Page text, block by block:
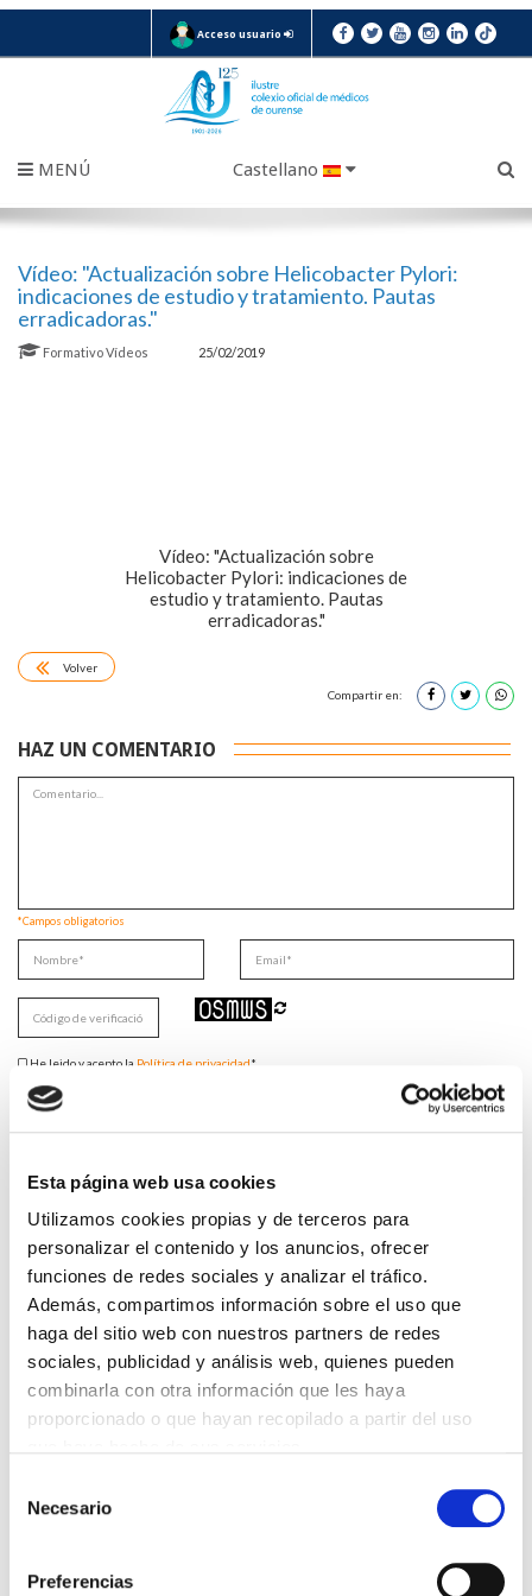
Esta página web usa cookies
Utilizamos cookies propias y de terceros para
personalizar el contenido y los anuncios, ofrecer
funciones de redes sociales y analizar el tráfico.
Además, compartimos información sobre el uso que
haga del sitio web con nuestros partners de redes
sociales, publicidad y análisis web, quienes pueden
combinarla con otra información que les haya
proporcionado o que hayan recopilado a partir del uso
Necesario
Preferencias
Acceso usuario
MENÚ Castellano
Vídeo: "Actualización sobre Helicobacter Pylori:
indicaciones de estudio y tratamiento. Pautas
erradicadoras."
FormativoVídeos 25/02/2019
Vídeo: "Actualización sobre
Helicobacter Pylori: indicaciones de
estudio y tratamiento. Pautas
erradicadoras."
Volver
Compartir en:
HAZ UN COMENTARIO
*Campos obligatorios
He leido y acepto la Política de privacidad*
DESTACADAS
SANIDAD CREA UN DIPLOMA OFICIAL PARA RECONOCER LA
LABOR DE LOS TUTORES DE RESIDENTES
06/08/2026
LA ALIANZA MÉDICA POR LA SALUD PLANETARIA SE ADHIERE
AL PACTO DE ESTADO FRENTE A LA EMERGENCIA CLIMÁTICA
03/08/2026
PREMIOS DE LA REAL ACADEMIA DE MEDICINA DE GALICIA
2026
31/07/2026
28/07/2026
DE CASOS CLÍNICOS PARA MÉDICOS INTERNOS RESIDENTES
(MIR)